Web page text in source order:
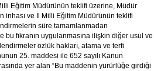
Eğitim Müdürünün teklifi üzerine, Müdür
inhası ve İl Milli Eğitim Müdürünün teklifi
süre tamamlanmadan
bu fıkranın uygulanmasına ilişkin diğer usul ve
özlük hakları, atama ve terfi
25. maddesi ile 652 sayılı Kanun
yer alan “Bu maddenin yürürlüğe girdiği